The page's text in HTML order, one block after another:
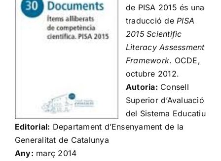
de PISA 2015 és una
traducció dePISA
2015 Scientific
Literacy Assessment
Framework. OCDE,
octubre 2012.
Autoria: Consell
Superior d’Avaluació
del Sistema Educatiu
Editorial: Departament d’Ensenyament de la
Generalitat de Catalunya
Any: març 2014